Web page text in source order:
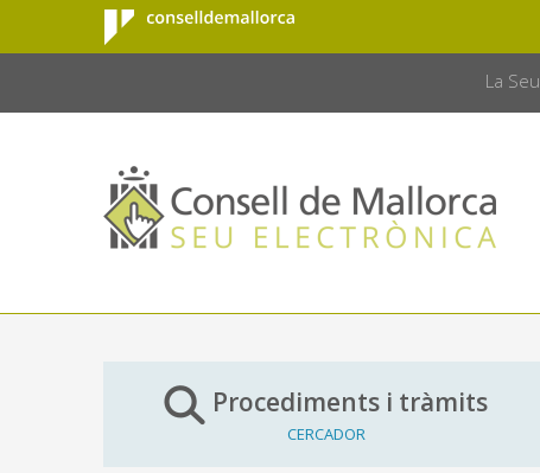
Salta al contingut principal
Consell de
Mallorca
La Seu
Procediments i tràmits
CERCADOR